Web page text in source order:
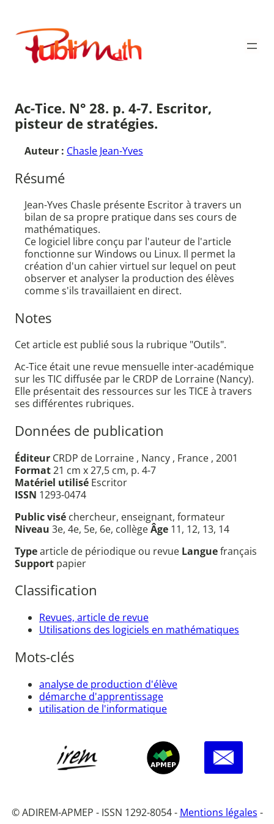
contenu
Publimath
Ac-Tice. N° 28. p. 4-7. Escritor,
pisteur de stratégies.
Auteur : Chasle Jean-Yves
Résumé
Jean-Yves Chasle présente Escritor à travers un
bilan de sa propre pratique dans ses cours de
mathématiques.
Ce logiciel libre conçu par l'auteur de l'article
fonctionne sur Windows ou Linux. Il permet la
création d'un cahier virtuel sur lequel on peut
observer et analyser la production des élèves
comme s'ils travaillaient en direct.
Notes
Cet article est publié sous la rubrique "Outils".
Ac-Tice était une revue mensuelle inter-académique
sur les TIC diffusée par le CRDP de Lorraine (Nancy).
Elle présentait des ressources sur les TICE à travers
ses différentes rubriques.
Données de publication
Éditeur CRDP de Lorraine , Nancy , France , 2001
Format21 cm x 27,5 cm, p. 4-7
Matériel utilisé Escritor
ISSN 1293-0474
Public visé chercheur, enseignant, formateur
Niveau 3e, 4e, 5e, 6e, collègeÂge 11, 12, 13, 14
Typearticle de périodique ou revue Languefrançais
Support papier
Classification
Revues, article de revue
Utilisations des logiciels en mathématiques
Mots-clés
analyse de production d'élève
démarche d'apprentissage
utilisation de l'informatique
© ADIREM-APMEP - ISSN 1292-8054 - Mentions légales -